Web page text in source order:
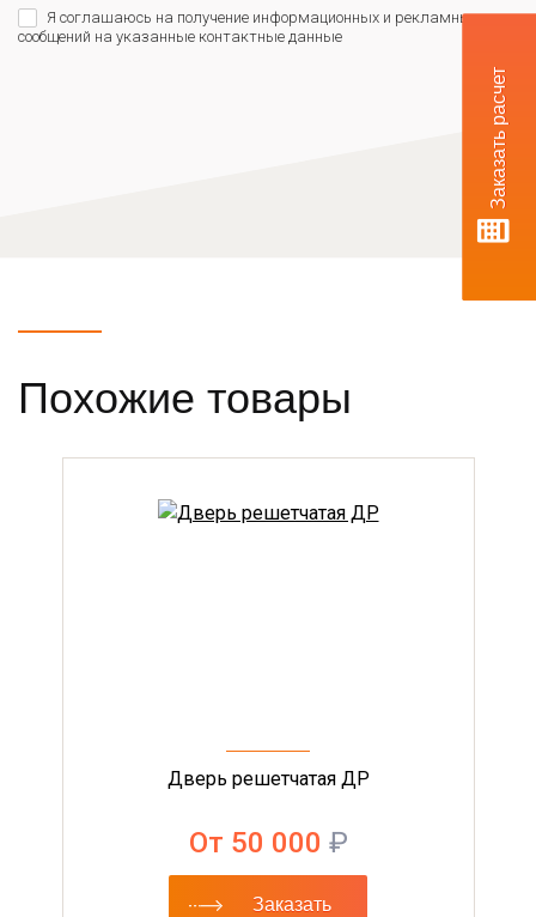
Заказать расчет
Я соглашаюсь на получение информационных и рекламных
сообщений на указанные контактные данные
Похожие товары
Дверь решетчатая ДР
От 50 000 ₽
Заказать